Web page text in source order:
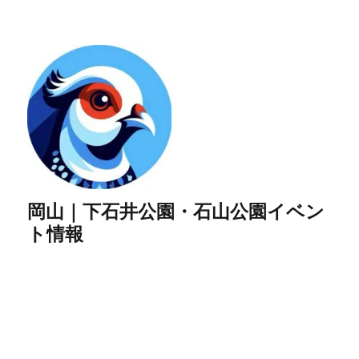
岡山｜下石井公園・石山公園イベン
ト情報